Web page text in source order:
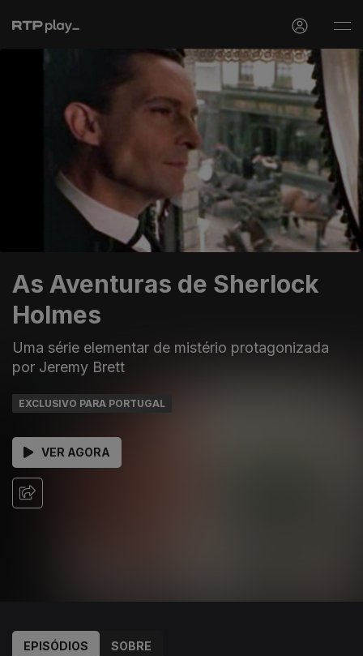
As Aventuras de Sherlock
Holmes
Uma série elementar de mistério protagonizada
por Jeremy Brett
EXCLUSIVO PARA PORTUGAL
VER AGORA
EPISÓDIOS SOBRE